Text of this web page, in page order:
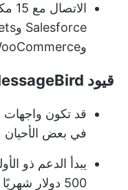
وWooCommerce و Zapier
قيود MessageBird:
قد تكون واجهات
في بعض الأحيان
يبدأ الدعم ذو
500 دولار شهريًا